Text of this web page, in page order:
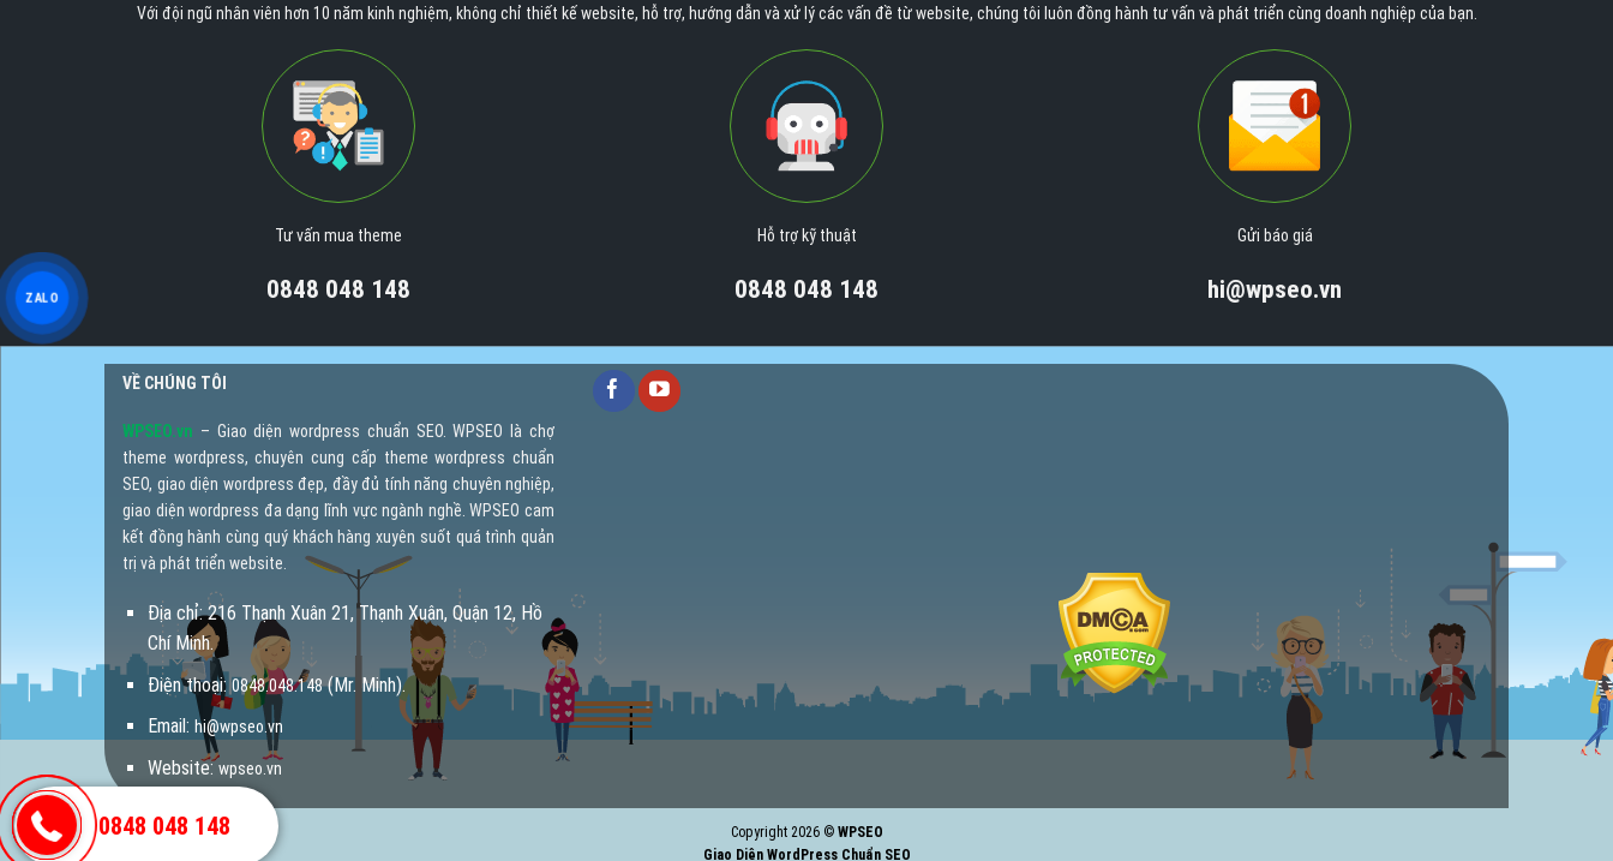
Với đội ngũ nhân viên hơn 10 năm kinh nghiệm, không chỉ thiết kế website, hỗ trợ, hướng dẫn và xử lý các vấn đề từ website, chúng tôi luôn đồng hành tư vấn và phát triển cùng doanh nghiệp của bạn.
Tư vấn mua theme
0848 048 148
Hỗ trợ kỹ thuật
0848 048 148
Gửi báo giá
hi@wpseo.vn
VỀ CHÚNG TÔI
WPSEO.vn – Giao diện wordpress chuẩn SEO. WPSEO là chợ
theme wordpress, chuyên cung cấp theme wordpress chuẩn
SEO, giao diện wordpress đẹp, đầy đủ tính năng chuyên nghiệp,
giao diện wordpress đa dạng lĩnh vực ngành nghề. WPSEO cam
kết đồng hành cùng quý khách hàng xuyên suốt quá trình quản
trị và phát triển website.
Địa chỉ: 216 Thạnh Xuân 21, Thạnh Xuân, Quận 12, Hồ
Chí Minh.
Điện thoại: 0848.048.148(Mr. Minh).
Email: hi@wpseo.vn
Website:wpseo.vn
Copyright 2026 © WPSEO
Giao Diện WordPress Chuẩn SEO
0848 048 148
ZALO